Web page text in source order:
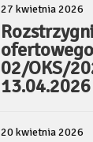
27 kwietnia 2026
02/OKS/
13.04.2026
20 kwietnia 2026